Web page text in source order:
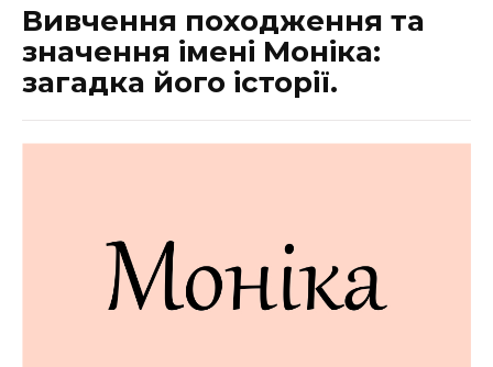
Вивчення походження та
значення імені Моніка:
загадка його історії.